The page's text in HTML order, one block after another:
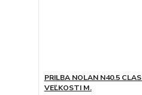
PRILBA NOLAN N40.5
VEĽKOSTI M.